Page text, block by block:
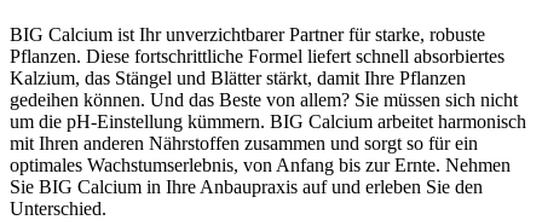
BIG Calcium ist Ihr unverzichtbarer Partner für starke, robuste
Pflanzen. Diese fortschrittliche Formel liefert schnell absorbiertes
Kalzium, das Stängel und Blätter stärkt, damit Ihre Pflanzen
gedeihen können. Und das Beste von allem? Sie müssen sich nicht
um die pH-Einstellung kümmern. BIG Calcium arbeitet harmonisch
mit Ihren anderen Nährstoffen zusammen und sorgt so für ein
optimales Wachstumserlebnis, von Anfang bis zur Ernte. Nehmen
Sie BIG Calcium in Ihre Anbaupraxis auf und erleben Sie den
Unterschied.